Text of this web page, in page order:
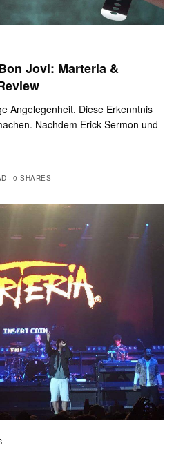
Jovi: Marteria &
Angelegenheit. Diese Erkenntnis
Nachdem Erick Sermon und
0 SHARES